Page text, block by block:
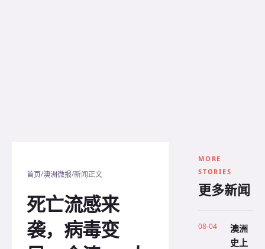
首页/澳洲微报/新闻正文
死亡流感来
袭，病毒变
MORE
STORIES
更多新闻
08-04
澳洲
史上